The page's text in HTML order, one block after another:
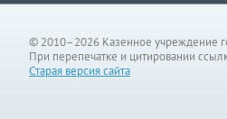
© 2010–2026 Казенное учреждение
При перепечатке и цитировании
Старая версия сайта